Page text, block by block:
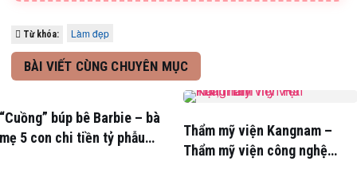
Từ khóa: Làm đẹp
BÀI VIẾT CÙNG CHUYÊN MỤC
“Cuồng” búp bê Barbie – bà
mẹ 5 con chi tiền tỷ phẫu
Thẩm mỹ viện Kangnam –
Thẩm mỹ viện công nghệ